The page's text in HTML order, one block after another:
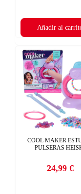
Añadir al
COOL MAKER
PULSERAS
Precio
24,99 €